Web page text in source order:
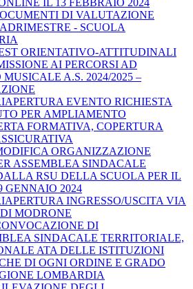
IL 13 FEBBRAIO 2024
DI VALUTAZIONE
- SCUOLA
ORIENTATIVO-ATTITUDINALI
AI PERCORSI AD
A.S. 2024/2025 –
EVENTO RICHIESTA
PER AMPLIAMENTO
FORMATIVA, COPERTURA
ORGANIZZAZIONE
ASSEMBLEA SINDACALE
RSU DELLA SCUOLA PER IL
GENNAIO 2024
INGRESSO/USCITA VIA
MODRONE
DI
SINDACALE TERRITORIALE,
ATA DELLE ISTITUZIONI
DI OGNI ORDINE E GRADO
LOMBARDIA